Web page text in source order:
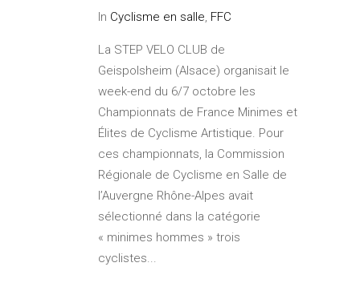
In Cyclisme en salle, FFC
La STEP VELO CLUB de
Geispolsheim (Alsace) organisait le
week-end du 6/7 octobre les
Championnats de France Minimes et
Élites de Cyclisme Artistique. Pour
ces championnats, la Commission
Régionale de Cyclisme en Salle de
l’Auvergne Rhône-Alpes avait
sélectionné dans la catégorie
« minimes hommes » trois
cyclistes...